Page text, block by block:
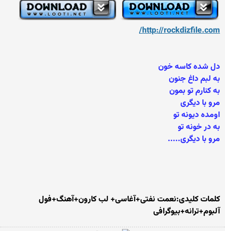
http://rockdizfile.com/
دل شده کاسه خون
به لبم داغ جنون
به کنارم تو بمون
مرو با دیگری
اومده دیونه تو
به در خونه تو
مرو با دیگری.....
کلمات کلیدی:نعمت نفتی+آغاسی+ لب کارون+آهنگ+فول
آلبوم+ترانه+بیوگرافی